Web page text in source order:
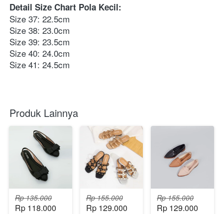
Detail Size Chart Pola Kecil:
Size 37: 22.5cm
Size 38: 23.0cm
Size 39: 23.5cm
Size 40: 24.0cm
Size 41: 24.5cm
Produk Lainnya
Rp 135.000
Rp 118.000
Rp 155.000
Rp 129.000
Rp 155.000
Rp 129.000